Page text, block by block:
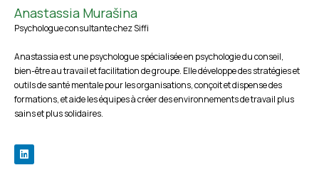
Anastassia Murašina
Psychologue consultante chez Siffi
Anastassia est une psychologue spécialisée en psychologie du conseil,
bien-être au travail et facilitation de groupe. Elle développe des stratégies et
outils de santé mentale pour les organisations, conçoit et dispense des
formations, et aide les équipes à créer des environnements de travail plus
sains et plus solidaires.